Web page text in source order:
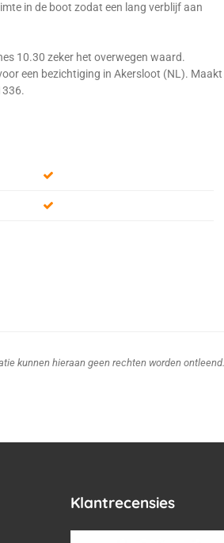
in de boot zodat een lang verblijf aan
10.30 zeker het overwegen waard.
een bezichtiging in Akersloot (NL). Maakt
kunnen hieraan geen rechten worden ontleend.
Klantrecensies